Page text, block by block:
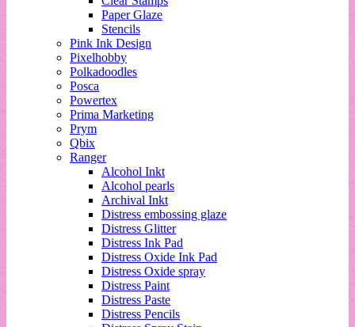
Paper Glaze
Stencils
Pink Ink Design
Pixelhobby
Polkadoodles
Posca
Powertex
Prima Marketing
Prym
Qbix
Ranger
Alcohol Inkt
Alcohol pearls
Archival Inkt
Distress embossing glaze
Distress Glitter
Distress Ink Pad
Distress Oxide Ink Pad
Distress Oxide spray
Distress Paint
Distress Paste
Distress Pencils